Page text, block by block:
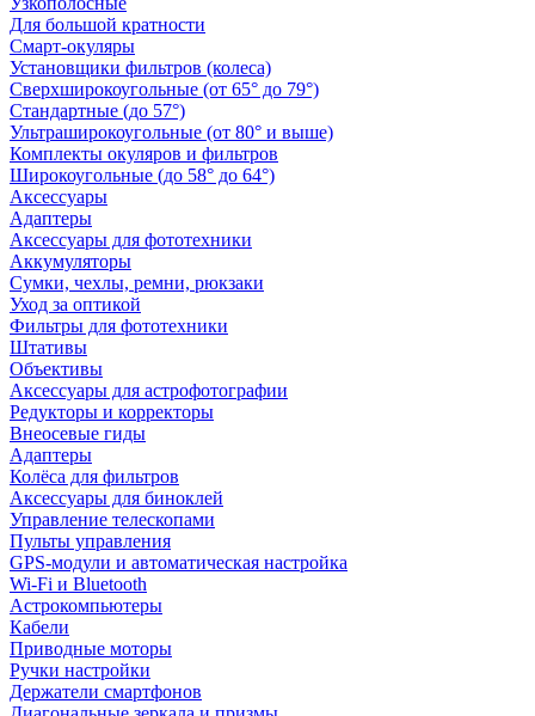
Для большой кратности
Смарт-окуляры
Установщики фильтров (колеса)
Сверхширокоугольные (от 65° до 79°)
Стандартные (до 57°)
Ультраширокоугольные (от 80° и выше)
Комплекты окуляров и фильтров
Широкоугольные (до 58° до 64°)
Аксессуары
Адаптеры
Аксессуары для фототехники
Аккумуляторы
Сумки, чехлы, ремни, рюкзаки
Уход за оптикой
Фильтры для фототехники
Штативы
Объективы
Аксессуары для астрофотографии
Редукторы и корректоры
Внеосевые гиды
Адаптеры
Колёса для фильтров
Аксессуары для биноклей
Управление телескопами
Пульты управления
GPS-модули и автоматическая настройка
Wi-Fi и Bluetooth
Астрокомпьютеры
Кабели
Приводные моторы
Ручки настройки
Держатели смартфонов